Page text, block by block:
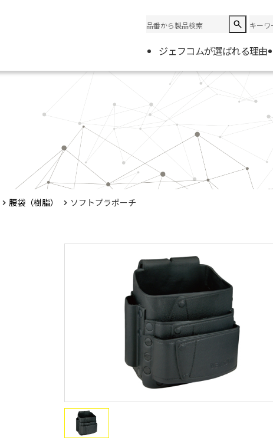
ジェフコムが選ばれる理由
企業情報
会社概要
電材
腰袋（樹脂） ソフトプラポーチ